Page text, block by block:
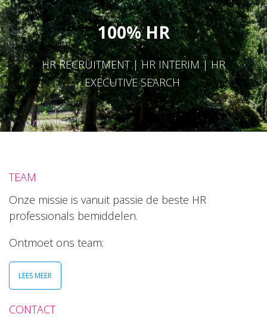
100% HR
HR RECRUITMENT | HR INTERIM | HR
EXECUTIVE SEARCH
TEAM
Onze missie is vanuit passie de beste HR
professionals bemiddelen.
Ontmoet ons team:
LEES MEER
CONTACT